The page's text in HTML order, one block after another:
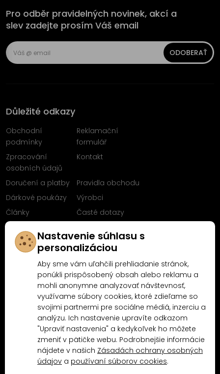
Pro odběr pravidelných novinek, akcí a
slev zadejte prosím Váš email
ODOBERAŤ
Důležité odkazy
Obchodní
podmínky
Reklamační
formulář
Zpracování
osobních údajů
Kontakt
Doručení a platby
Pravidla obchodu
Dárkové poukázy
Výrobci
Články
Časté dotazy
Facebooku
Proč nakoupit u MN-Modelář.cz
4.9/5(10481x) 4.5/5 (189x)
Nastavenie súhlasu s
personalizáciou
Aby sme vám uľahčili prehliadanie stránok,
ponúkli prispôsobený obsah alebo reklamu a
mohli anonymne analyzovať návštevnosť,
využívame súbory cookies, ktoré zdieľame so
svojimi partnermi pre sociálne médiá, inzerciu a
analýzu. Ich nastavenie upravíte odkazom
"Upraviť nastavenia" a kedykoľvek ho môžete
zmeniť v pätičke webu. Podrobnejšie informácie
nájdete v našich Zásadách ochrany osobných
údajov a používaní súborov cookies.